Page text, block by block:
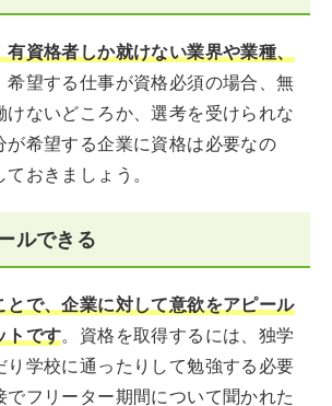
有資格者しか就けない業界や業種、
希望する仕事が資格必須の場合、無
けないどころか、選考を受けられな
が希望する企業に資格は必要なの
おきましょう。
ルできる
とで、企業に対して意欲をアピール
トです。資格を取得するには、独学
り学校に通ったりして勉強する必要
でフリーター期間について聞かれた